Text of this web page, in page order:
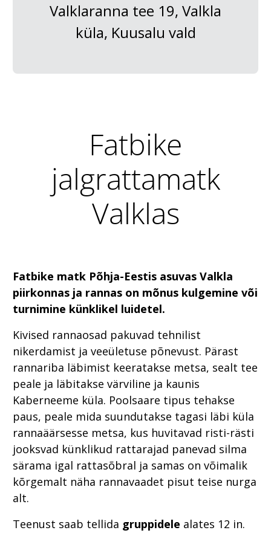
Valklaranna tee 19, Valkla
küla, Kuusalu vald
Fatbike
jalgrattamatk
Valklas
Fatbike matk Põhja-Eestis asuvas Valkla
piirkonnas ja rannas on mõnus kulgemine või
turnimine künklikel luidetel.
Kivised rannaosad pakuvad tehnilist
nikerdamist ja veeületuse põnevust. Pärast
rannariba läbimist keeratakse metsa, sealt tee
peale ja läbitakse värviline ja kaunis
Kaberneeme küla. Poolsaare tipus tehakse
paus, peale mida suundutakse tagasi läbi küla
rannaäärsesse metsa, kus huvitavad risti-rästi
jooksvad künklikud rattarajad panevad silma
särama igal rattasõbral ja samas on võimalik
kõrgemalt näha rannavaadet pisut teise nurga
alt.
Teenust saab tellida gruppidele alates 12 in.